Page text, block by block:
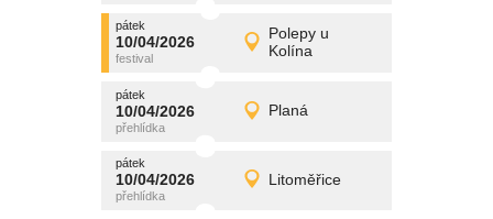
pátek
10/04/2026
Polepy u
Kolína
pátek
10/04/2026 Detail
promítání
pátek
10/04/2026 Planá
pátek
10/04/2026 Detail
promítání
pátek
10/04/2026 Litoměřice
pátek
10/04/2026 Detail
promítání